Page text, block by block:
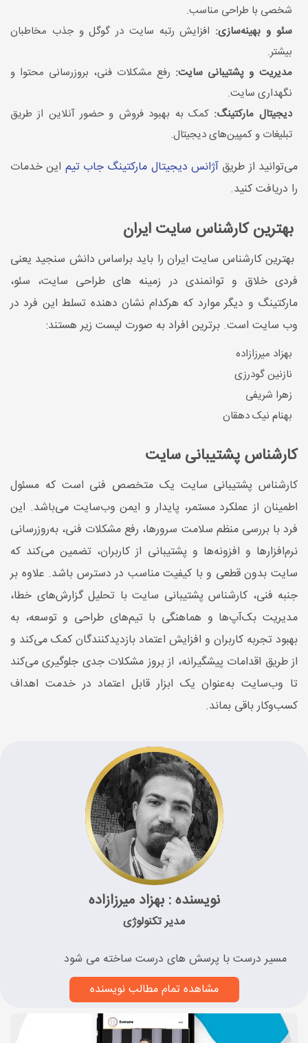
شخصی با طراحی مناسب.
سئو و بهینه‌سازی: افزایش رتبه سایت در گوگل و جذب مخاطبان
بیشتر.
مدیریت و پشتیبانی سایت: رفع مشکلات فنی، بروزرسانی محتوا و
نگهداری سایت.
دیجیتال مارکتینگ: کمک به بهبود فروش و حضور آنلاین از طریق
تبلیغات و کمپین‌های دیجیتال.
می‌توانید از طریق آژانس دیجیتال مارکتینگ جاب تیم این خدمات
را دریافت کنید.
بهترین کارشناس سایت ایران
بهترین کارشناس سایت ایران را باید براساس دانش سنجید یعنی
فردی خلاق و توانمندی در زمینه های طراحی سایت، سئو،
مارکتینگ و دیگر موارد که هرکدام نشان دهنده تسلط این فرد در
وب سایت است. برترین افراد به صورت لیست زیر هستند:
بهزاد میرزازاده
نازنین گودرزی
زهرا شریفی
بهنام نیک دهقان
کارشناس پشتیبانی سایت
کارشناس پشتیبانی سایت یک متخصص فنی است که مسئول
اطمینان از عملکرد مستمر، پایدار و ایمن وب‌سایت می‌باشد. این
فرد با بررسی منظم سلامت سرورها، رفع مشکلات فنی، به‌روزرسانی
نرم‌افزارها و افزونه‌ها و پشتیبانی از کاربران، تضمین می‌کند که
سایت بدون قطعی و با کیفیت مناسب در دسترس باشد. علاوه بر
جنبه فنی، کارشناس پشتیبانی سایت با تحلیل گزارش‌های خطا،
مدیریت بک‌آپ‌ها و هماهنگی با تیم‌های طراحی و توسعه، به
بهبود تجربه کاربران و افزایش اعتماد بازدیدکنندگان کمک می‌کند و
از طریق اقدامات پیشگیرانه، از بروز مشکلات جدی جلوگیری می‌کند
تا وب‌سایت به‌عنوان یک ابزار قابل اعتماد در خدمت اهداف
کسب‌وکار باقی بماند.
نویسنده : بهزاد میرزازاده
مدیر تکنولوژی
مسیر درست با پرسش های درست ساخته می شود
مشاهده تمام مطالب نویسنده